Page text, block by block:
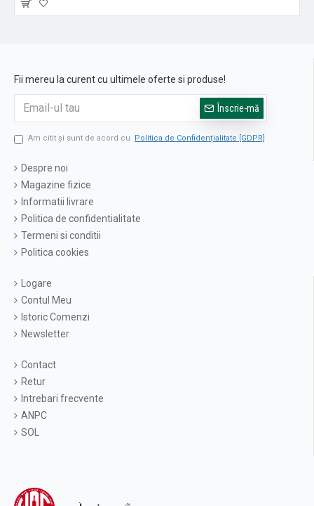
Fii mereu la curent cu ultimele oferte si produse!
Înscrie-mă
Am citit şi sunt de acord cu Politica de Confidențialitate [GDPR]
Despre noi
Magazine fizice
Informatii livrare
Politica de confidentialitate
Termeni si conditii
Politica cookies
Logare
Contul Meu
Istoric Comenzi
Newsletter
Contact
Retur
Intrebari frecvente
ANPC
SOL